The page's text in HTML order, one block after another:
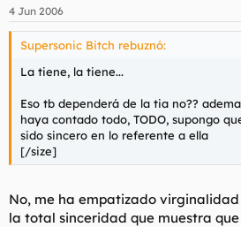
4 Jun 2006
Supersonic Bitch rebuznó:
La tiene, la tiene...
Eso tb dependerá de la tia no??
haya contado todo, TODO, supongo
sido sincero en lo referente a ella
[/size]
No, me ha empatizado
la total sinceridad que muestra